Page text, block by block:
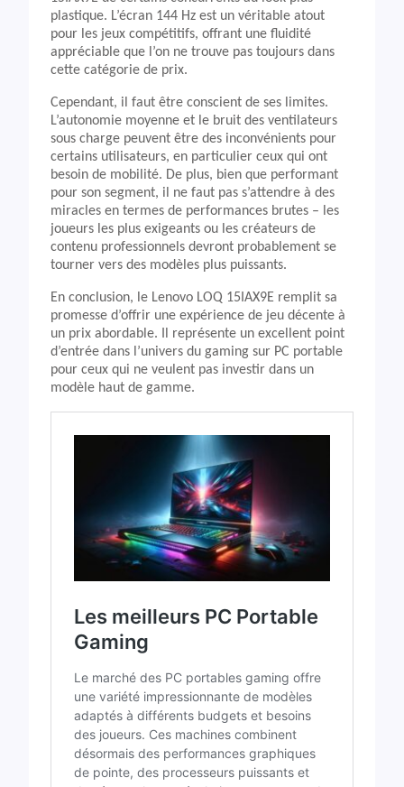
plastique. L’écran 144 Hz est un véritable atout
pour les jeux compétitifs, offrant une fluidité
appréciable que l’on ne trouve pas toujours dans
cette catégorie de prix.
Cependant, il faut être conscient de ses limites.
L’autonomie moyenne et le bruit des ventilateurs
sous charge peuvent être des inconvénients pour
certains utilisateurs, en particulier ceux qui ont
besoin de mobilité. De plus, bien que performant
pour son segment, il ne faut pas s’attendre à des
miracles en termes de performances brutes – les
joueurs les plus exigeants ou les créateurs de
contenu professionnels devront probablement se
tourner vers des modèles plus puissants.
En conclusion, le Lenovo LOQ 15IAX9E remplit sa
promesse d’offrir une expérience de jeu décente à
un prix abordable. Il représente un excellent point
d’entrée dans l’univers du gaming sur PC portable
pour ceux qui ne veulent pas investir dans un
modèle haut de gamme.